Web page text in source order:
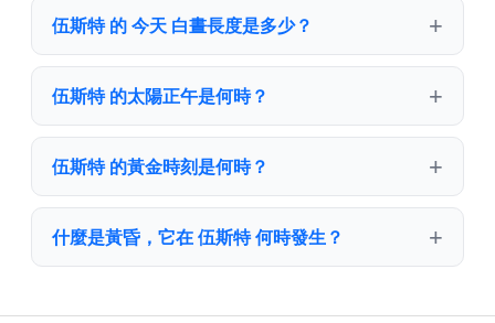
伍斯特 的 今天 白晝長度是多少？
伍斯特 的太陽正午是何時？
伍斯特 的黃金時刻是何時？
什麼是黃昏，它在 伍斯特 何時發生？